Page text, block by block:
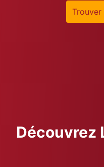
Découvrez